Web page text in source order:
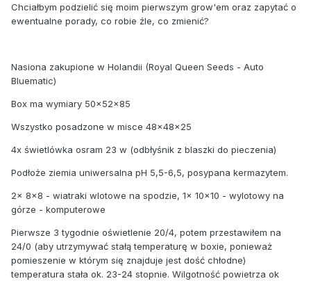
Chciałbym podzielić się moim pierwszym grow'em oraz zapytać o
ewentualne porady, co robie źle, co zmienić?
Nasiona zakupione w Holandii (Royal Queen Seeds - Auto
Bluematic)
Box ma wymiary 50x52x85
Wszystko posadzone w misce 48x48x25
4x świetlówka osram 23 w (odbłyśnik z blaszki do pieczenia)
Podłoże ziemia uniwersalna pH 5,5-6,5, posypana kermazytem.
2x 8x8 - wiatraki wlotowe na spodzie, 1x 10x10 - wylotowy na
górze - komputerowe
Pierwsze 3 tygodnie oświetlenie 20/4, potem przestawiłem na
24/0 (aby utrzymywać stałą temperaturę w boxie, ponieważ
pomieszenie w którym się znajduje jest dość chłodne)
temperatura stała ok. 23-24 stopnie. Wilgotność powietrza ok